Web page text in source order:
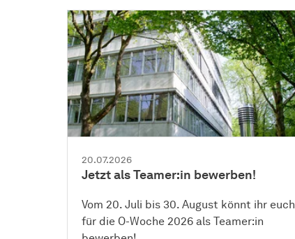
20.07.2026
Jetzt als Teamer:in bewerben!
Vom 20. Juli bis 30. August könnt ihr euch
für die O-Woche 2026 als Teamer:in